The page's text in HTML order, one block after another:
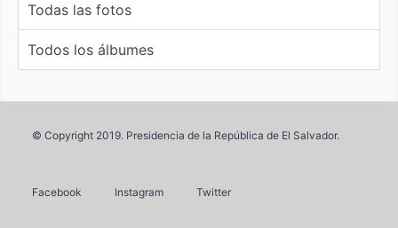
Todas las fotos
Todos los álbumes
© Copyright 2019. Presidencia de la República de El Salvador.
Facebook Instagram Twitter